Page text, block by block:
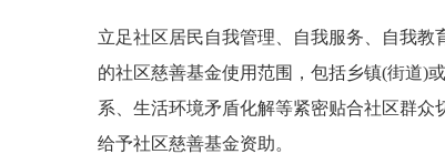
立足社区居民自我管理、自我服务、自我
的社区慈善基金使用范围，包括乡镇(街道)
系、生活环境矛盾化解等紧密贴合社区群
给予社区慈善基金资助。